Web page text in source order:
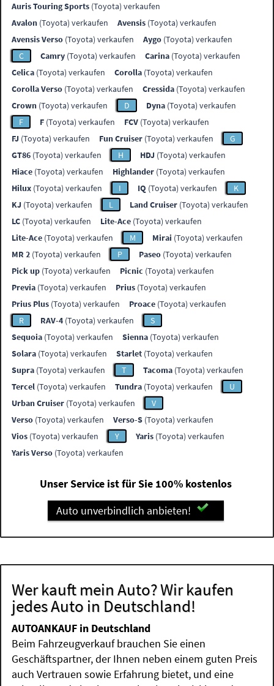
Auris Touring Sports (Toyota) verkaufen
Avalon (Toyota) verkaufen Avensis (Toyota) verkaufen
Avensis Verso (Toyota) verkaufen Aygo (Toyota) verkaufen
C
Camry (Toyota) verkaufen Carina (Toyota) verkaufen
Celica (Toyota) verkaufen Corolla (Toyota) verkaufen
Corolla Verso (Toyota) verkaufen Cressida (Toyota) verkaufen
Crown (Toyota) verkaufen D Dyna (Toyota) verkaufen
F
F (Toyota) verkaufen FCV (Toyota) verkaufen
FJ (Toyota) verkaufen Fun Cruiser (Toyota) verkaufen
G
GT86 (Toyota) verkaufen H HDJ (Toyota) verkaufen
Hiace (Toyota) verkaufen Highlander (Toyota) verkaufen
Hilux (Toyota) verkaufen I IQ (Toyota) verkaufen
K
KJ (Toyota) verkaufen L Land Cruiser (Toyota) verkaufen
LC (Toyota) verkaufen Lite-Ace (Toyota) verkaufen
Lite-Ace (Toyota) verkaufen M Mirai (Toyota) verkaufen
MR 2 (Toyota) verkaufen P Paseo (Toyota) verkaufen
Pick up (Toyota) verkaufen Picnic (Toyota) verkaufen
Previa (Toyota) verkaufen Prius (Toyota) verkaufen
Prius Plus (Toyota) verkaufen Proace (Toyota) verkaufen
R
RAV-4 (Toyota) verkaufen
S
Sequoia (Toyota) verkaufen Sienna (Toyota) verkaufen
Solara (Toyota) verkaufen Starlet (Toyota) verkaufen
Supra (Toyota) verkaufen T Tacoma (Toyota) verkaufen
Tercel (Toyota) verkaufen Tundra (Toyota) verkaufen
U
Urban Cruiser (Toyota) verkaufen
V
Verso (Toyota) verkaufen Verso-S (Toyota) verkaufen
Vios (Toyota) verkaufen Y Yaris (Toyota) verkaufen
Yaris Verso (Toyota) verkaufen
Unser Service ist für Sie 100% kostenlos
Auto unverbindlich anbieten!
Wer kauft mein Auto? Wir kaufen
jedes Auto in Deutschland!
AUTOANKAUF in Deutschland
Beim Fahrzeugverkauf brauchen Sie einen
Geschäftspartner, der Ihnen neben einem guten Preis
auch Vertrauen sowie Erfahrung bietet, und eine